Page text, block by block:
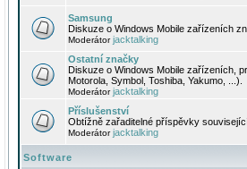
Samsung
Diskuze o Windows Mobile zařízeních
Moderátorjacktalking
Ostatní značky
Diskuze o Windows Mobile zařízeních,
Motorola, Symbol, Toshiba, Yakumo, ...).
Moderátorjacktalking
Příslušenství
Obtížně zařaditelné příspěvky
Moderátorjacktalking
Software